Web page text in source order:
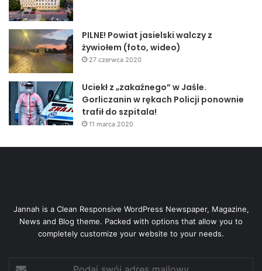
PILNE! Powiat jasielski walczy z
żywiołem (foto, wideo)
27 czerwca 2020
Uciekł z „zakaźnego” w Jaśle.
Gorliczanin w rękach Policji ponownie
trafił do szpitala!
11 marca 2020
Jannah is a Clean Responsive WordPress Newspaper, Magazine,
News and Blog theme. Packed with options that allow you to
completely customize your website to your needs.